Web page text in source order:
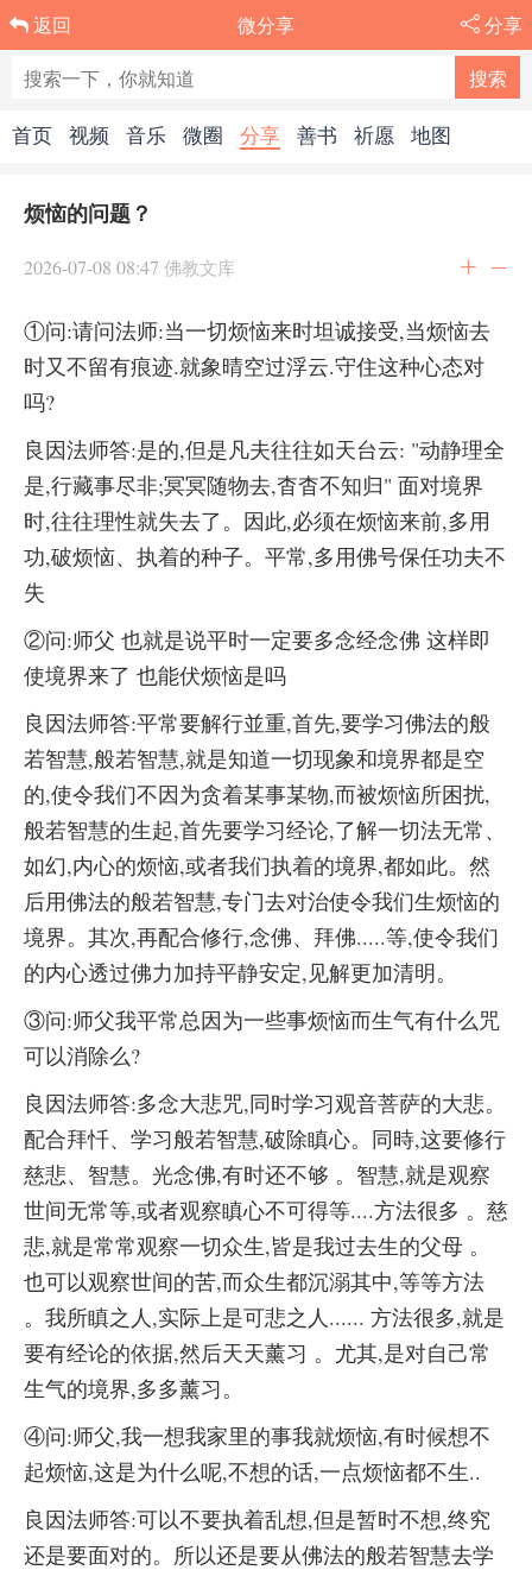
返回 微分享 分享
首页 视频 音乐 微圈 分享 善书 祈愿 地图
烦恼的问题？
2026-07-08 08:47 佛教文库
①问:请问法师:当一切烦恼来时坦诚接受,当烦恼去
时又不留有痕迹.就象晴空过浮云.守住这种心态对
吗?
良因法师答:是的,但是凡夫往往如天台云: "动静理全
是,行藏事尽非;冥冥随物去,杳杳不知归" 面对境界
时,往往理性就失去了。因此,必须在烦恼来前,多用
功,破烦恼、执着的种子。平常,多用佛号保任功夫不
失
②问:师父 也就是说平时一定要多念经念佛 这样即
使境界来了 也能伏烦恼是吗
良因法师答:平常要解行並重,首先,要学习佛法的般
若智慧,般若智慧,就是知道一切现象和境界都是空
的,使令我们不因为贪着某事某物,而被烦恼所困扰,
般若智慧的生起,首先要学习经论,了解一切法无常、
如幻,内心的烦恼,或者我们执着的境界,都如此。然
后用佛法的般若智慧,专门去对治使令我们生烦恼的
境界。其次,再配合修行,念佛、拜佛.....等,使令我们
的内心透过佛力加持平静安定,见解更加清明。
③问:师父我平常总因为一些事烦恼而生气有什么咒
可以消除么?
良因法师答:多念大悲咒,同时学习观音菩萨的大悲。
配合拜忏、学习般若智慧,破除瞋心。同時,这要修行
慈悲、智慧。光念佛,有时还不够 。智慧,就是观察
世间无常等,或者观察瞋心不可得等....方法很多 。慈
悲,就是常常观察一切众生,皆是我过去生的父母 。
也可以观察世间的苦,而众生都沉溺其中,等等方法
。我所瞋之人,实际上是可悲之人...... 方法很多,就是
要有经论的依据,然后天天薰习 。尤其,是对自己常
生气的境界,多多薰习。
④问:师父,我一想我家里的事我就烦恼,有时候想不
起烦恼,这是为什么呢,不想的话,一点烦恼都不生..
良因法师答:可以不要执着乱想,但是暂时不想,终究
还是要面对的。所以还是要从佛法的般若智慧去学